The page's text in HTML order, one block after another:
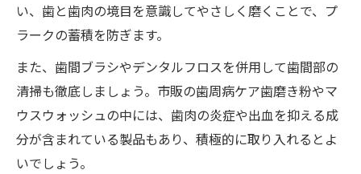
い、歯と歯肉の境目を意識してやさしく磨くことで、プ
ラークの蓄積を防ぎます。
また、歯間ブラシやデンタルフロスを併用して歯間部の
清掃も徹底しましょう。市販の歯周病ケア歯磨き粉やマ
ウスウォッシュの中には、歯肉の炎症や出血を抑える成
分が含まれている製品もあり、積極的に取り入れるとよ
いでしょう。